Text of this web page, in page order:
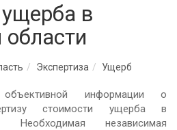
в
Экспертиза Ущерб
информации о
стоимости ущерба в
Необходимая независимая